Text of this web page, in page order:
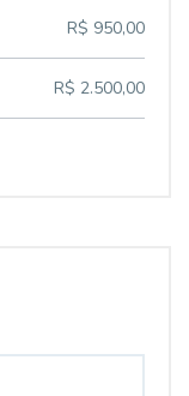
R$ 950,00
R$ 2.500,00